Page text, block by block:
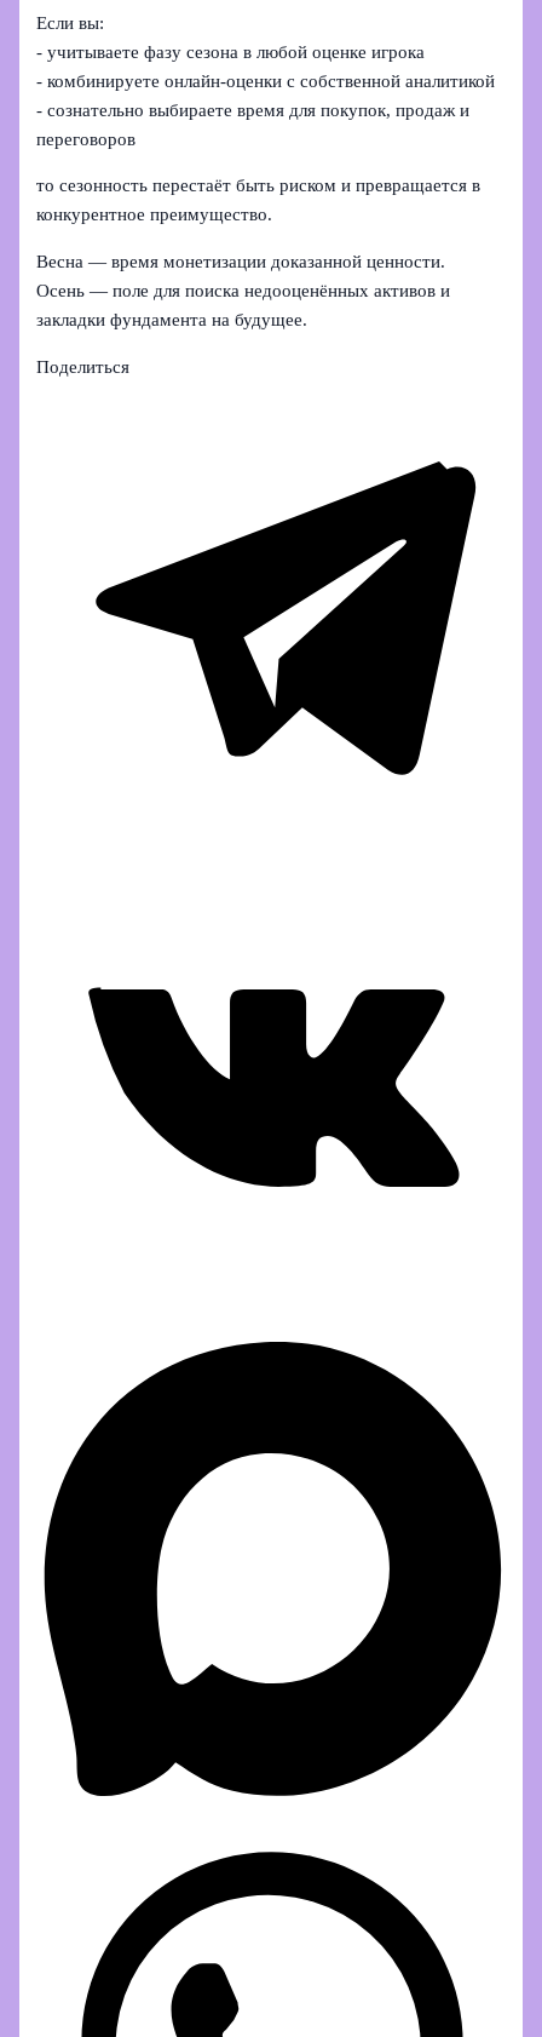
Если вы:
- учитываете фазу сезона в любой оценке игрока
- комбинируете онлайн-оценки с собственной аналитикой
- сознательно выбираете время для покупок, продаж и
переговоров
то сезонность перестаёт быть риском и превращается в
конкурентное преимущество.
Весна — время монетизации доказанной ценности.
Осень — поле для поиска недооценённых активов и
закладки фундамента на будущее.
Поделиться